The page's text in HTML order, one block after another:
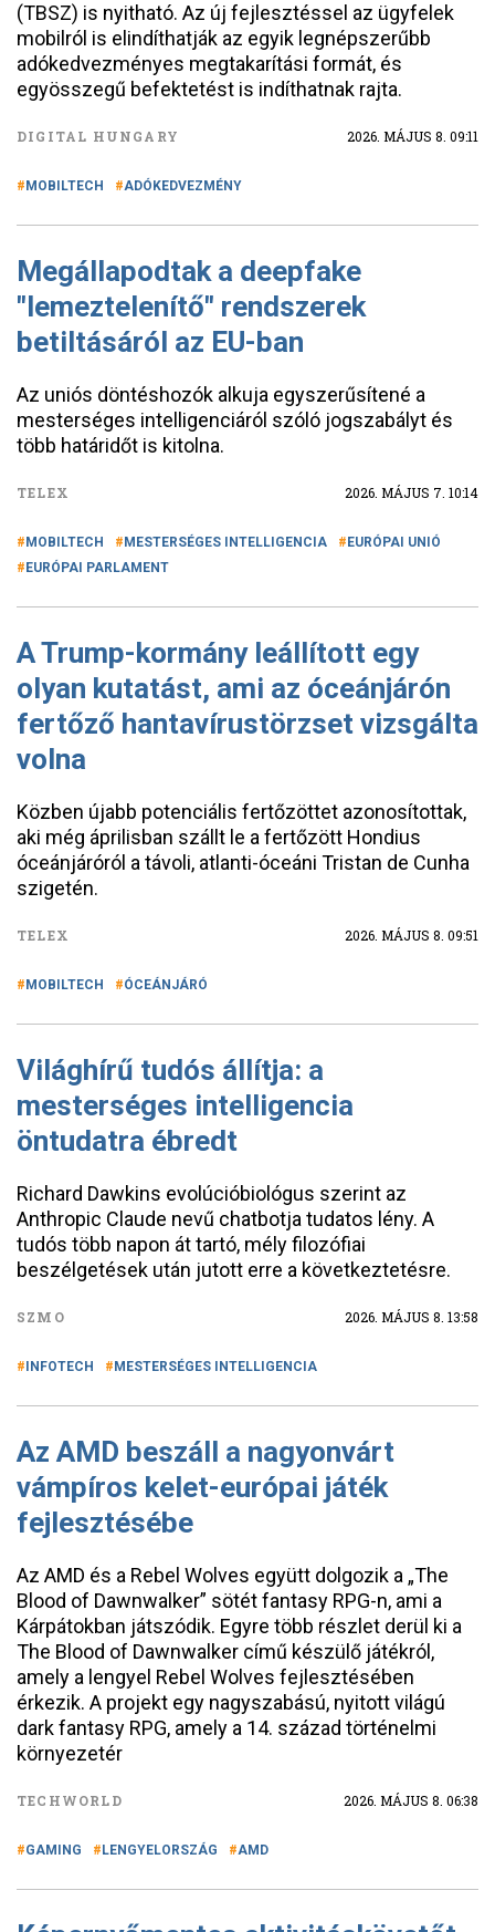
(TBSZ) is nyitható. Az új fejlesztéssel az ügyfelek
mobilról is elindíthatják az egyik legnépszerűbb
adókedvezményes megtakarítási formát, és
egyösszegű befektetést is indíthatnak rajta.
DIGITAL HUNGARY 2026. MÁJUS 8. 09:11
MOBILTECH ADÓKEDVEZMÉNY
Megállapodtak a deepfake
"lemeztelenítő" rendszerek
betiltásáról az EU-ban
Az uniós döntéshozók alkuja egyszerűsítené a
mesterséges intelligenciáról szóló jogszabályt és
több határidőt is kitolna.
TELEX 2026. MÁJUS 7. 10:14
MOBILTECH MESTERSÉGES INTELLIGENCIA
EURÓPAI UNIÓ
EURÓPAI PARLAMENT
A Trump-kormány leállított egy
olyan kutatást, ami az óceánjárón
fertőző hantavírustörzset vizsgálta
volna
Közben újabb potenciális fertőzöttet azonosítottak,
aki még áprilisban szállt le a fertőzött Hondius
óceánjáróról a távoli, atlanti-óceáni Tristan de Cunha
szigetén.
TELEX 2026. MÁJUS 8. 09:51
MOBILTECH ÓCEÁNJÁRÓ
Világhírű tudós állítja: a
mesterséges intelligencia
öntudatra ébredt
Richard Dawkins evolúcióbiológus szerint az
Anthropic Claude nevű chatbotja tudatos lény. A
tudós több napon át tartó, mély filozófiai
beszélgetések után jutott erre a következtetésre.
SZMO 2026. MÁJUS 8. 13:58
INFOTECH MESTERSÉGES INTELLIGENCIA
Az AMD beszáll a nagyonvárt
vámpíros kelet-európai játék
fejlesztésébe
Az AMD és a Rebel Wolves együtt dolgozik a „The
Blood of Dawnwalker” sötét fantasy RPG-n, ami a
Kárpátokban játszódik. Egyre több részlet derül ki a
The Blood of Dawnwalker című készülő játékról,
amely a lengyel Rebel Wolves fejlesztésében
érkezik. A projekt egy nagyszabású, nyitott világú
dark fantasy RPG, amely a 14. század történelmi
környezetér
TECHWORLD 2026. MÁJUS 8. 06:38
GAMING LENGYELORSZÁG AMD